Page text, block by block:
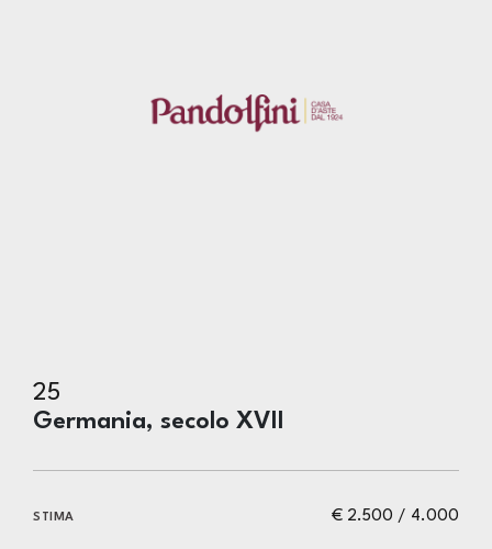
25
Germania, secolo XVII
€ 2.500 / 4.000
STIMA